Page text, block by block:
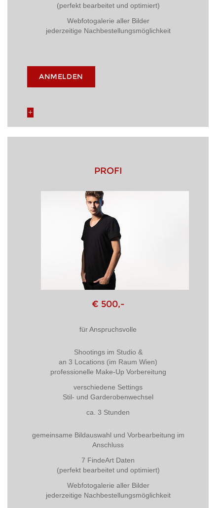
(perfekt bearbeitet und optimiert)
Webfotogalerie aller Bilder
jederzeitige Nachbestellungsmöglichkeit
ANMELDEN
PROFI
€ 500,-
für Anspruchsvolle
Shootings im Studio &
an 3 Locations (im Raum Wien)
professionelle Make-Up Vorbereitung
verschiedene Settings
Stil- und Garderobenwechsel
ca. 3 Stunden
gemeinsame Bildauswahl und Vorbearbeitung im
Anschluss
7 FindeArt Daten
(perfekt bearbeitet und optimiert)
Webfotogalerie aller Bilder
jederzeitige Nachbestellungsmöglichkeit